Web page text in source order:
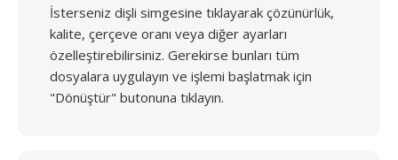
İsterseniz dişli simgesine tıklayarak çözünürlük,
kalite, çerçeve oranı veya diğer ayarları
özelleştirebilirsiniz. Gerekirse bunları tüm
dosyalara uygulayın ve işlemi başlatmak için
"Dönüştür" butonuna tıklayın.